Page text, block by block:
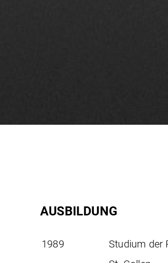
AUSBILDUNG
1989
Studium der